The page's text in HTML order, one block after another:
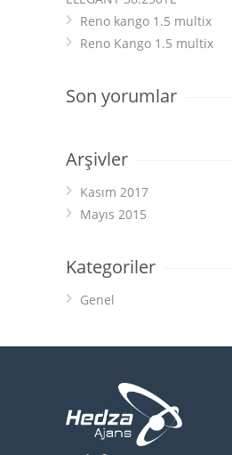
Reno kango 1.5 multix
Reno Kango 1.5 multix
Son yorumlar
Arşivler
Kasım 2017
Mayıs 2015
Kategoriler
Genel